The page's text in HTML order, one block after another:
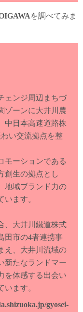
を調べてみま
ェンジ周辺まちづ
ゾーンに大井川農
中日本高速道路株
い交流拠点を整
モーションである
創生の拠点とし
地域ブランド力の
ます。
、大井川鐵道株式
田市の4者連携事
え、大井川流域の
新たなランドマー
を体感する出会い
ます。
gyosei-